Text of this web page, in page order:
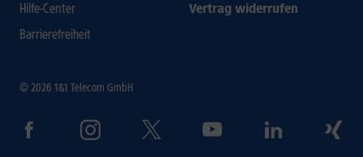
Hilfe-Center
Barrierefreiheit
Vertrag widerrufen
© 2026 1&1 Telecom GmbH